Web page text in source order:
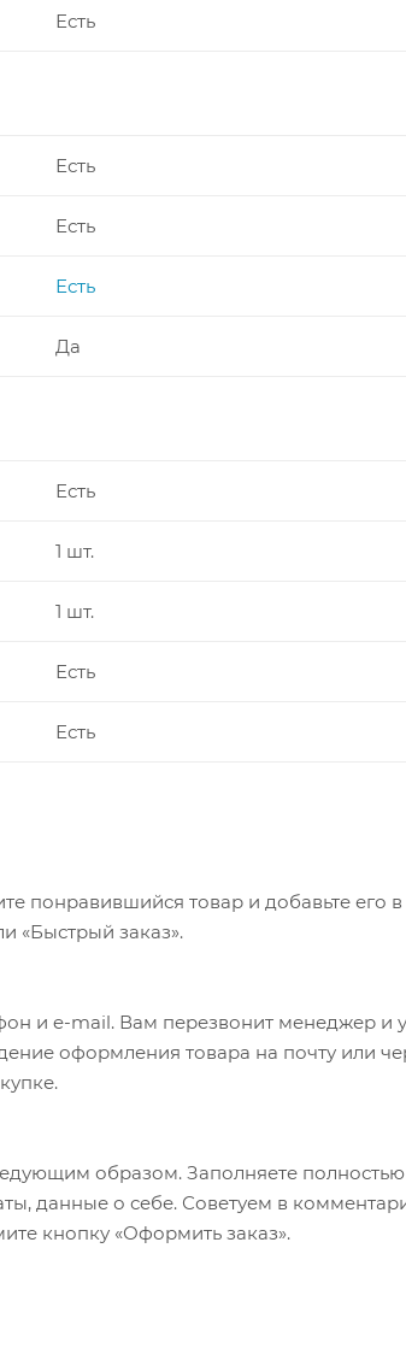
Есть
Есть
Есть
Есть
Да
Есть
1 шт.
1 шт.
Есть
Есть
понравившийся товар и добавьте его
«Быстрый заказ».
и e-mail. Вам перезвонит менеджер и
оформления товара на почту или
образом. Заполняете
данные о себе. Советуем в
кнопку «Оформить заказ».